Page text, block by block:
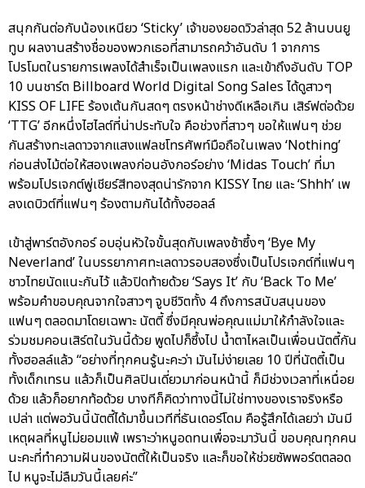
สนุกกันต่อกับน้องเหนียว ‘Sticky’ เจ้าของยอดวิวล่าสุด 52 ล้านบนยู
ทูบ ผลงานสร้างชื่อของพวกเธอที่สามารถคว้าอันดับ 1 จากการ
โปรโมตในรายการเพลงได้สำเร็จเป็นเพลงแรก และเข้าถึงอันดับ TOP
10 บนชาร์ต Billboard World Digital Song Sales ได้ดูสาวๆ
KISS OF LIFE ร้องเต้นกันสดๆ ตรงหน้าช่างดีเหลือเกิน เสิร์ฟต่อด้วย
‘TTG’ อีกหนึ่งไฮไลต์ที่น่าประทับใจ คือช่วงที่สาวๆ ขอให้แฟนๆ ช่วย
กันสร้างทะเลดาวจากแสงแฟลชโทรศัพท์มือถือในเพลง ‘Nothing’
ก่อนส่งไม้ต่อให้สองเพลงก่อนอังกอร์อย่าง ‘Midas Touch’ ที่มา
พร้อมโปรเจกต์พู่เชียร์สีทองสุดน่ารักจาก KISSY ไทย และ ‘Shhh’ เพ
ลงเดบิวต์ที่แฟนๆ ร้องตามกันได้ทั้งฮอลล์
เข้าสู่พาร์ตอังกอร์ อบอุ่นหัวใจขั้นสุดกับเพลงช้าซึ้งๆ ‘Bye My
Neverland’ ในบรรยากาศทะเลดาวรอบสองซึ่งเป็นโปรเจกต์ที่แฟนๆ
ชาวไทยนัดแนะกันไว้ แล้วปิดท้ายด้วย ‘Says It’ กับ ‘Back To Me’
พร้อมคำขอบคุณจากใจสาวๆ จูบชีวิตทั้ง 4 ถึงการสนับสนุนของ
แฟนๆ ตลอดมาโดยเฉพาะ นัตตี้ ซึ่งมีคุณพ่อคุณแม่มาให้กำลังใจและ
ร่วมชมคอนเสิร์ตในวันนี้ด้วย พูดไปก็ซึ้งไป น้ำตาไหลเป็นเพื่อนนัตตี้กัน
ทั้งฮอลล์แล้ว “อย่างที่ทุกคนรู้นะคะว่า มันไม่ง่ายเลย 10 ปีที่นัตตี้เป็น
ทั้งเด็กเทรน แล้วก็เป็นศิลปินเดี่ยวมาก่อนหน้านี้ ก็มีช่วงเวลาที่เหนื่อย
ด้วย แล้วก็อยากท้อด้วย บางทีก็คิดว่าทางนี้ไม่ใช่ทางของเราจริงหรือ
เปล่า แต่พอวันนี้นัตตี้ได้มาขึ้นเวทีที่ธันเดอร์โดม คือรู้สึกได้เลยว่า มันมี
เหตุผลที่หนูไม่ยอมแพ้ เพราะว่าหนูอดทนเพื่อจะมาวันนี้ ขอบคุณทุกคน
นะคะที่ทำความฝันของนัตตี้ให้เป็นจริง และก็ขอให้ช่วยซัพพอร์ตตลอด
ไป หนูจะไม่ลืมวันนี้เลยค่ะ”